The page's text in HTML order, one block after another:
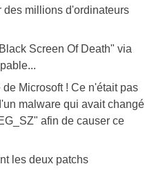
des millions d'ordinateurs
Screen Of Death" via
Microsoft ! Ce n'était pas
malware qui avait changé
afin de causer ce
les deux patchs